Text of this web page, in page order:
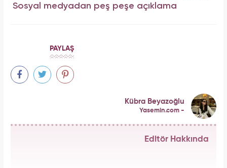
Sosyal medyadan peş peşe açıklama
PAYLAŞ
Kübra Beyazoğlu
Yasemin.com -
Editör Hakkında